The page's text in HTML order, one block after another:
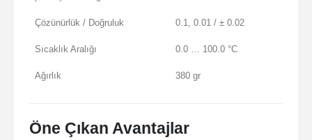
Çözünürlük / Doğruluk 0.1, 0.01 / ± 0.02
Sıcaklık Aralığı 0.0 … 100.0 °C
Ağırlık 380 gr
Öne Çıkan Avantajlar